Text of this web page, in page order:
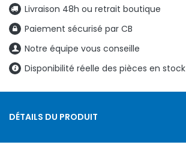
Livraison 48h ou retrait boutique
Paiement sécurisé par CB
Notre équipe vous conseille
Disponibilité réelle des pièces en stock
DÉTAILS DU PRODUIT